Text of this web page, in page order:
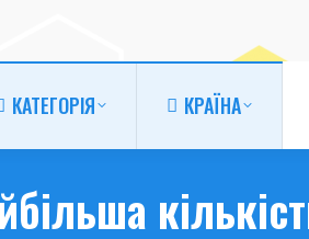
КАТЕГОРІЯ КРАЇНА